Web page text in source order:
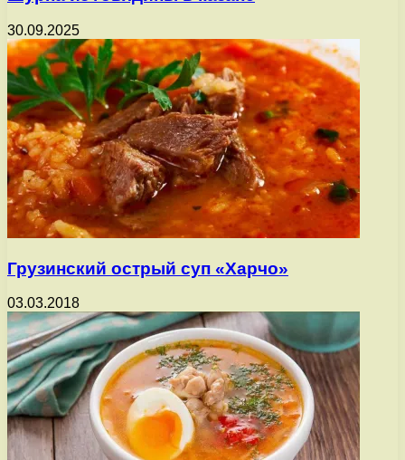
30.09.2025
Грузинский острый суп «Харчо»
03.03.2018